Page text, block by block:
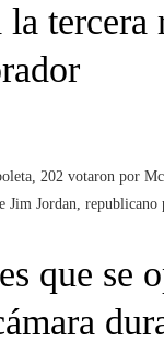
tercera
202 votaron por
Jim Jordan, republicano
que se